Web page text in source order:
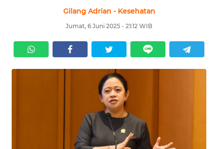
Gilang Adrian - Kesehatan
Jumat, 6 Juni 2025 - 21:12 WIB
KRIMINAL
EKUIN